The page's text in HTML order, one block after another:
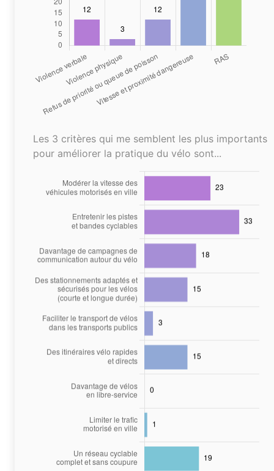
Les 3 critères qui me semblent les plus importants
pour améliorer la pratique du vélo sont...